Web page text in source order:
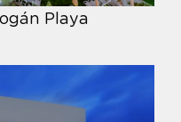
Playa